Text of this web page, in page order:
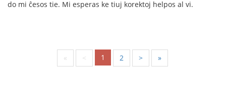
do mi ĉesos tie. Mi esperas ke tiuj korektoj helpos al vi.
« < 1 2 > »